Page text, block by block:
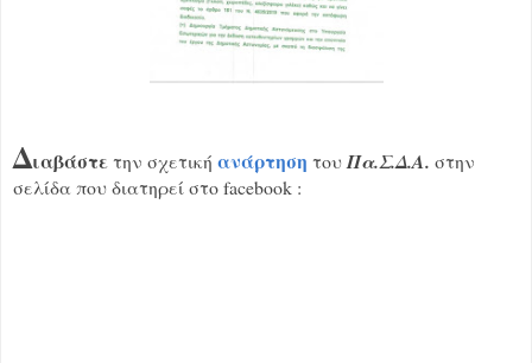
Διαβάστετην σχετική ανάρτηση τουΠα.Σ.Δ.Α. στην
σελίδα που διατηρεί στο facebook :